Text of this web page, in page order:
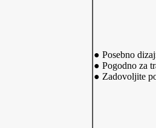
● Posebno
● Pogodno za
● Zadovoljite